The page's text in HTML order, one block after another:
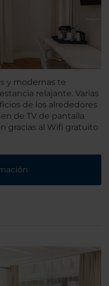
y modernas te
relajante. Varias
de los alrededores
de TV de pantalla
gracias al Wifi gratuito